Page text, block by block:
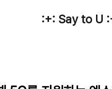
:+: Say to U